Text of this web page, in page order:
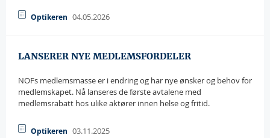
Optikeren 04.05.2026
LANSERER NYE MEDLEMSFORDELER
NOFs medlemsmasse er i endring og har nye ønsker og behov for
medlemskapet. Nå lanseres de første avtalene med
medlemsrabatt hos ulike aktører innen helse og fritid.
Optikeren 03.11.2025